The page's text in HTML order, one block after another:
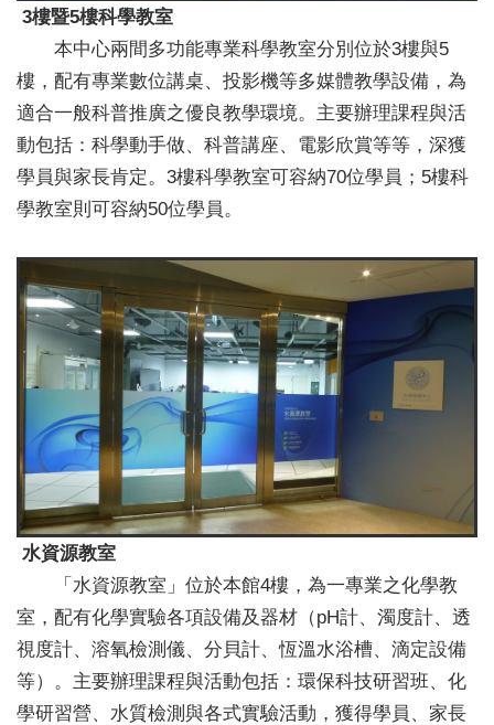
3樓暨5樓科學教室
本中心兩間多功能專業科學教室分別位於3樓與5
樓，配有專業數位講桌、投影機等多媒體教學設備，為
適合一般科普推廣之優良教學環境。主要辦理課程與活
動包括：科學動手做、科普講座、電影欣賞等等，深獲
學員與家長肯定。3樓科學教室可容納70位學員；5樓科
學教室則可容納50位學員。
水資源教室
「水資源教室」位於本館4樓，為一專業之化學教
室，配有化學實驗各項設備及器材（pH計、濁度計、透
視度計、溶氧檢測儀、分貝計、恆溫水浴槽、滴定設備
等）。主要辦理課程與活動包括：環保科技研習班、化
學研習營、水質檢測與各式實驗活動，獲得學員、家長